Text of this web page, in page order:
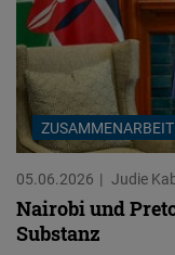
05.06.2026 Judie
Nairobi und
Substanz